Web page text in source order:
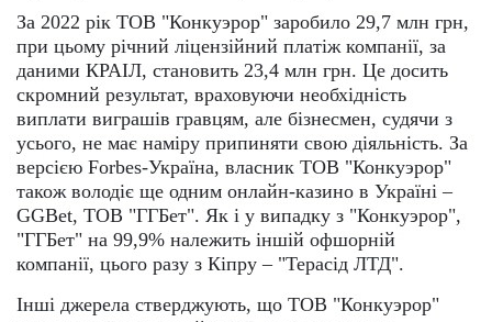
За 2022 рік ТОВ "Конкуэрор" заробило 29,7 млн грн,
при цьому річний ліцензійний платіж компанії, за
даними КРАІЛ, становить 23,4 млн грн. Це досить
скромний результат, враховуючи необхідність
виплати виграшів гравцям, але бізнесмен, судячи з
усього, не має наміру припиняти свою діяльність. За
версією Forbes-Україна, власник ТОВ "Конкуэрор"
також володіє ще одним онлайн-казино в Україні –
GGBet, ТОВ "ГГБет". Як і у випадку з "Конкуэрор",
"ГГБет" на 99,9% належить іншій офшорній
компанії, цього разу з Кіпру – "Терасід ЛТД".
Інші джерела стверджують, що ТОВ "Конкуэрор"